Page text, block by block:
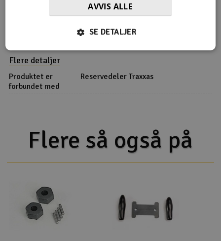
Flere detaljer
Produktet er
forbundet med
Reservedeler Traxxas
Flere så også på
AVVIS ALLE
SE DETALJER